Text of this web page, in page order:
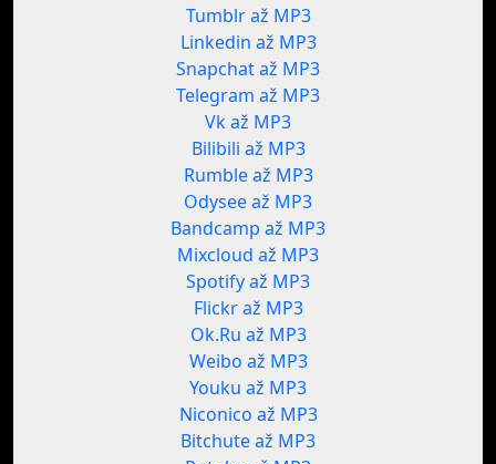
Tumblr až MP3
Linkedin až MP3
Snapchat až MP3
Telegram až MP3
Vk až MP3
Bilibili až MP3
Rumble až MP3
Odysee až MP3
Bandcamp až MP3
Mixcloud až MP3
Spotify až MP3
Flickr až MP3
Ok.Ru až MP3
Weibo až MP3
Youku až MP3
Niconico až MP3
Bitchute až MP3